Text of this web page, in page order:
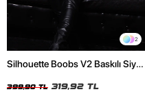
2
Silhouette Boobs V2 Baskılı Siyah
399,90 TL 319,92 TL